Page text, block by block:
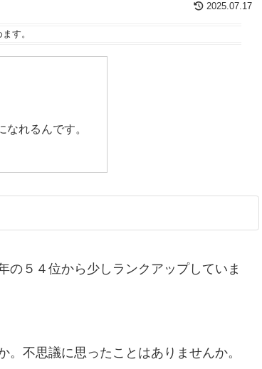
2025.07.17
す。
れるんです。
の５４位から少しランクアップしていま
不思議に思ったことはありませんか。